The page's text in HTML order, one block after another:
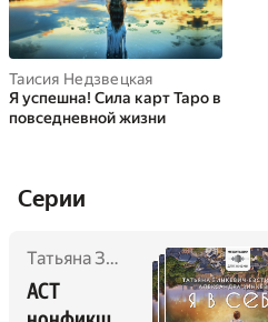
Таисия Недзвецкая
Я успешна! Сила карт Таро в
повседневной жизни
Cерии
Татьяна Зинкевич-Евстигнеева
АСТ